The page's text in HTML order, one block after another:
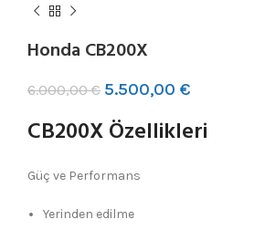
Honda CB200X
6.000,00€ 5.500,00 €
CB200X Özellikleri
Güç ve Performans
Yerinden edilme